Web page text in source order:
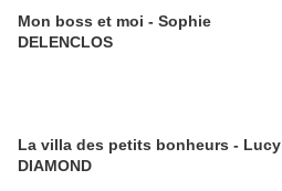
Mon boss et moi - Sophie
DELENCLOS
La villa des petits bonheurs - Lucy
DIAMOND